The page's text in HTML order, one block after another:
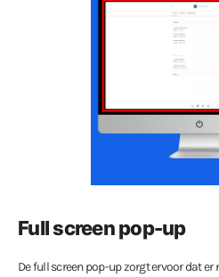
Full screen pop-up
De full screen pop-up zorgt ervoor dat